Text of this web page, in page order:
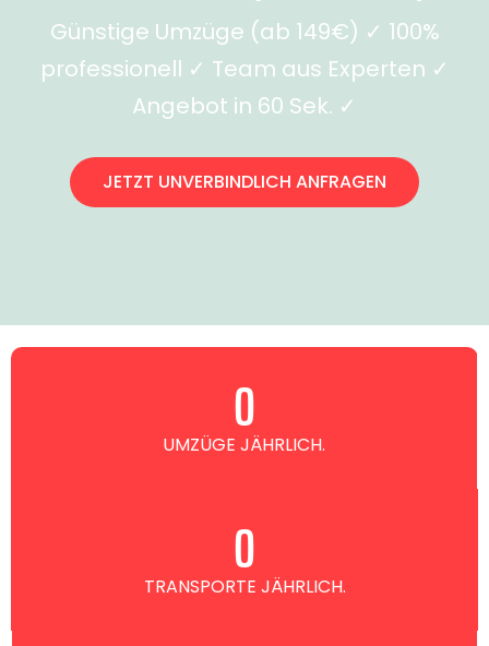
Günstige Umzüge (ab 149€) ✓ 100%
professionell ✓ Team aus Experten ✓
Angebot in 60 Sek. ✓
JETZT UNVERBINDLICH ANFRAGEN
UMZÜGE JÄHRLICH.
0
TRANSPORTE JÄHRLICH.
0